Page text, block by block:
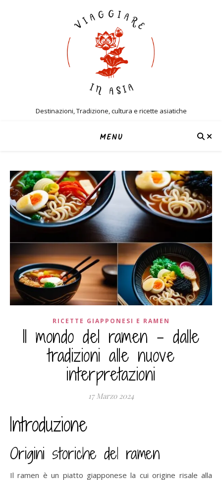
Destinazioni, Tradizione, cultura e ricette asiatiche
MENU
RICETTE GIAPPONESI E RAMEN
Il mondo del ramen – dalle
tradizioni alle nuove
interpretazioni
17 Marzo 2024
Introduzione
Origini storiche del ramen
Il ramen è un piatto giapponese la cui origine risale alla